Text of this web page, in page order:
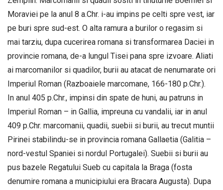
Moraviei pe la anul 8 a.Chr. i-au impins pe celti spre vest, iar
pe buri spre sud-est. O alta ramura a burilor o regasim si
mai tarziu, dupa cucerirea romana si transformarea Daciei in
provincie romana, de-a lungul Tisei pana spre izvoare. Aliati
ai marcomanilor si quadilor, burii au atacat de nenumarate ori
Imperiul Roman (Razboaiele marcomane, 166-180 p.Chr.).
In anul 405 p.Chr., impinsi din spate de huni, au patruns in
Imperiul Roman – in Gallia, impreuna cu vandalii, iar in anul
409 p.Chr. marcomanii, quadii, suebii si burii, au trecut muntii
Pirinei stabilindu-se in provincia romana Gallaetia (Galitia –
nord-vestul Spaniei si nordul Portugalei). Suebii si burii au
pus bazele Regatului Sueb cu capitala la Braga (fosta
denumire romana a municipiului era Bracara Augusta). Dupa